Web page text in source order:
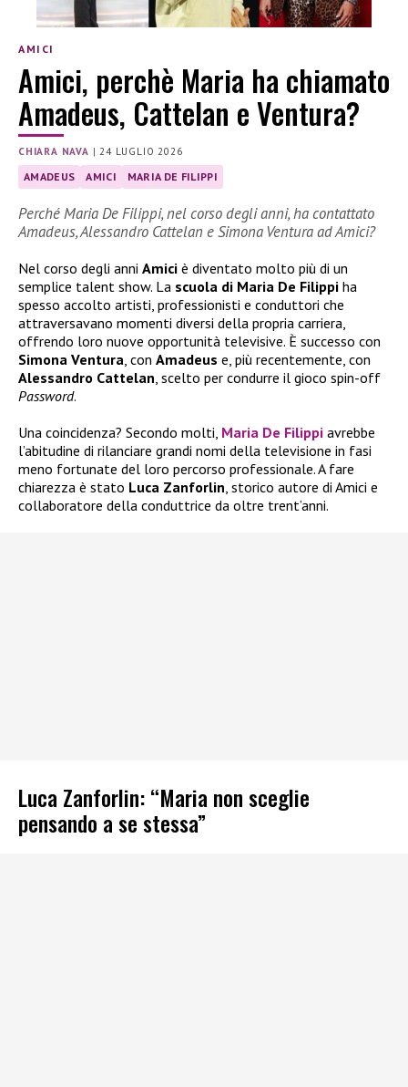
AMICI
Amici, perchè Maria ha chiamato
Amadeus, Cattelan e Ventura?
CHIARA NAVA |24 LUGLIO 2026
AMADEUS AMICI MARIA DE FILIPPI
Perché Maria De Filippi, nel corso degli anni, ha contattato
Amadeus, Alessandro Cattelan e Simona Ventura ad Amici?
Nel corso degli anni Amici è diventato molto più di un
semplice talent show. La scuola di Maria De Filippi ha
spesso accolto artisti, professionisti e conduttori che
attraversavano momenti diversi della propria carriera,
offrendo loro nuove opportunità televisive. È successo con
Simona Ventura , con Amadeus e, più recentemente, con
Alessandro Cattelan , scelto per condurre il gioco spin-off
Password.
Una coincidenza? Secondo molti, Maria De Filippi avrebbe
l’abitudine di rilanciare grandi nomi della televisione in fasi
meno fortunate del loro percorso professionale. A fare
chiarezza è stato Luca Zanforlin , storico autore di Amici e
collaboratore della conduttrice da oltre trent’anni.
Luca Zanforlin: “Maria non sceglie
pensando a se stessa”